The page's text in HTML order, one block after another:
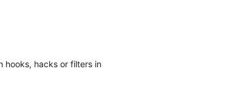
hooks, hacks or filters in